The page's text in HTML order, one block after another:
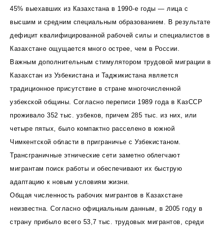
45% выехавших из Казахстана в 1990-е годы — лица с
высшим и средним специальным образованием. В результате
дефицит квалифицированной рабочей силы и специалистов в
Казахстане ощущается много острее, чем в России.
Важным дополнительным стимулятором трудовой миграции в
Казахстан из Узбекистана и Таджикистана является
традиционное присутствие в стране многочисленной
узбекской общины. Согласно переписи 1989 года в КазССР
проживало 352 тыс. узбеков, причем 285 тыс. из них, или
четыре пятых, было компактно расселено в южной
Чимкентской области в приграничье с Узбекистаном.
Трансграничные этнические сети заметно облегчают
мигрантам поиск работы и обеспечивают их быструю
адаптацию к новым условиям жизни.
Общая численность рабочих мигрантов в Казахстане
неизвестна. Согласно официальным данным, в 2005 году в
страну прибыло всего 53,7 тыс. трудовых мигрантов, среди